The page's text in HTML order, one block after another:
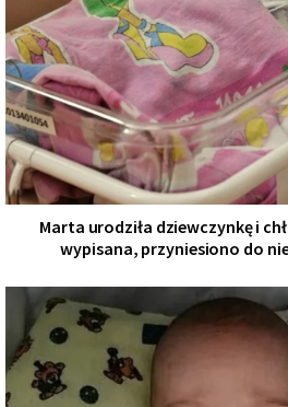
Marta urodziła dziewczynkę i
wypisana, przyniesiono do